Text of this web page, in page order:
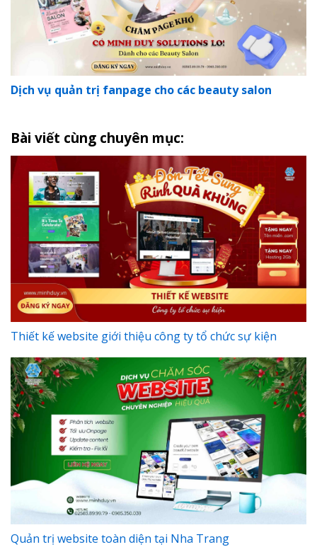
Dịch vụ quản trị fanpage cho các beauty salon
Bài viết cùng chuyên mục:
Thiết kế website giới thiệu công ty tổ chức sự kiện
Quản trị website toàn diện tại Nha Trang